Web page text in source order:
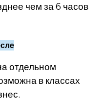
чем за 6 часов
отдельном
в классах